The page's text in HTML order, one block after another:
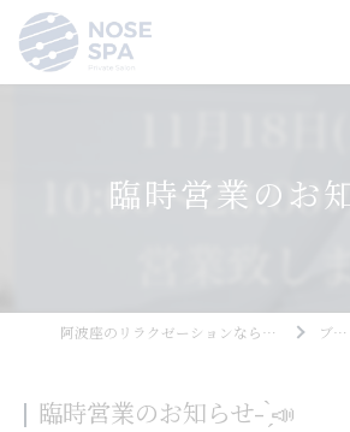
臨時営業のお
阿波座のリラクゼーションならNOSE SPA ブログ
臨時営業のお知らせ- ̗̀📣